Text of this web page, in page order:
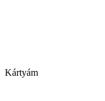
Kártyám